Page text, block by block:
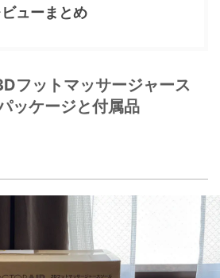
ューまとめ
フットマッサージャース
ッケージと付属品